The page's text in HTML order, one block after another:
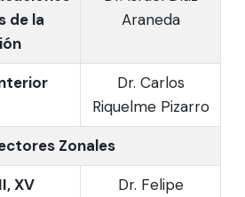
de la
Araneda
Dr. Carlos
Riquelme Pizarro
Zonales
XV
Dr. Felipe